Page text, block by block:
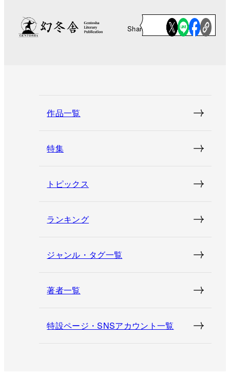
Share
作品一覧
特集
トピックス
ランキング
ジャンル・タグ一覧
著者一覧
特設ページ・SNSアカウント一覧